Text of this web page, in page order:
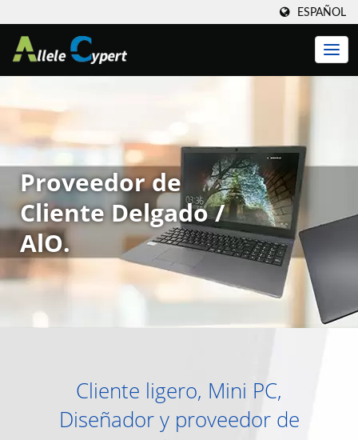
ESPAÑOL
Proveedor de
Cliente Delgado /
AlO.
Cliente ligero, Mini PC,
Diseñador y proveedor de